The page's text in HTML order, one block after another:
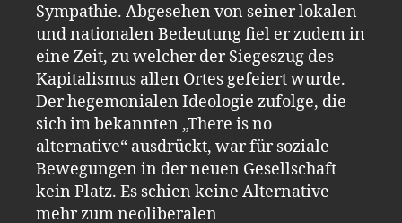
Sympathie. Abgesehen von seiner lokalen
und nationalen Bedeutung fiel er zudem in
eine Zeit, zu welcher der Siegeszug des
Kapitalismus allen Ortes gefeiert wurde.
Der hegemonialen Ideologie zufolge, die
sich im bekannten „There is no
alternative“ ausdrückt, war für soziale
Bewegungen in der neuen Gesellschaft
kein Platz. Es schien keine Alternative
mehr zum neoliberalen